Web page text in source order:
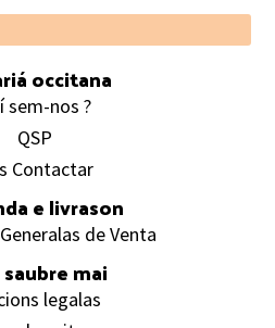
occitana
sem-nos ?
QSP
Contactar
e livrason
de Venta
saubre mai
legalas